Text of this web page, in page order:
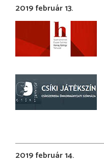
2019 február 13.
2019 február 14.